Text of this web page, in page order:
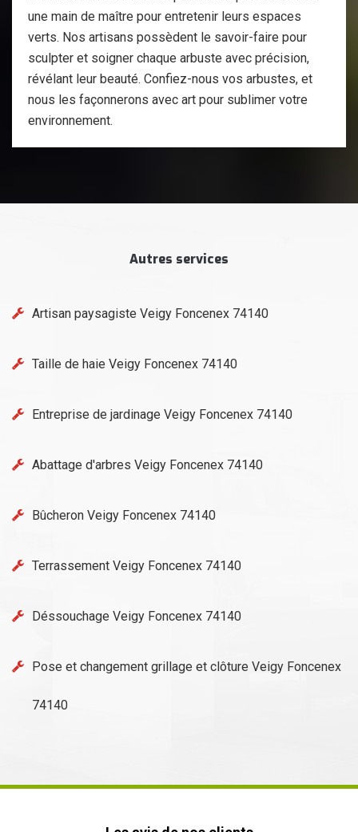
une main de maître pour entretenir leurs espaces
verts. Nos artisans possèdent le savoir-faire pour
sculpter et soigner chaque arbuste avec précision,
révélant leur beauté. Confiez-nous vos arbustes, et
nous les façonnerons avec art pour sublimer votre
environnement.
Autres services
Artisan paysagiste Veigy Foncenex 74140
Taille de haie Veigy Foncenex 74140
Entreprise de jardinage Veigy Foncenex 74140
Abattage d'arbres Veigy Foncenex 74140
Bûcheron Veigy Foncenex 74140
Terrassement Veigy Foncenex 74140
Déssouchage Veigy Foncenex 74140
Pose et changement grillage et clôture Veigy Foncenex
74140